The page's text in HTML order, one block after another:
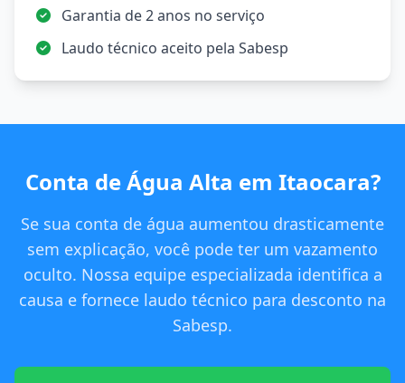
Garantia de 2 anos no serviço
Laudo técnico aceito pela Sabesp
Conta de Água Alta em Itaocara?
Se sua conta de água aumentou drasticamente
sem explicação, você pode ter um vazamento
oculto. Nossa equipe especializada identifica a
causa e fornece laudo técnico para desconto na
Sabesp.